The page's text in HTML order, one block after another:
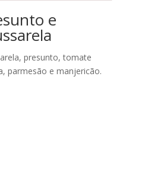
e
presunto, tomate
parmesão e manjericão.